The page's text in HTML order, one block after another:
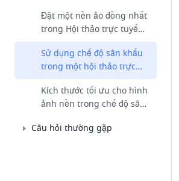
Đặt một nền ảo đồng nhất
trong Hội thảo trực tuyến
Lark
Sử dụng chế độ sân khấu
trong một hội thảo trực
tuyến
Kích thước tối ưu cho hình
ảnh nền trong chế độ sân
Câu hỏi thường gặp